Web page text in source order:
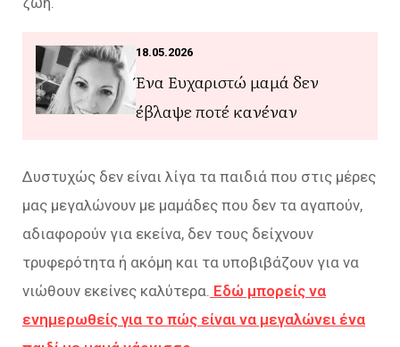
18.05.2026
Ένα Ευχαριστώ μαμά δεν
έβλαψε ποτέ κανέναν
Δυστυχώς δεν είναι λίγα τα παιδιά που στις μέρες
μας μεγαλώνουν με μαμάδες που δεν τα αγαπούν,
αδιαφορούν για εκείνα, δεν τους δείχνουν
τρυφερότητα ή ακόμη και τα υποβιβάζουν για να
νιώθουν εκείνες καλύτερα. Εδώ μπορείς να
ενημερωθείς για το πώς είναι να μεγαλώνει ένα